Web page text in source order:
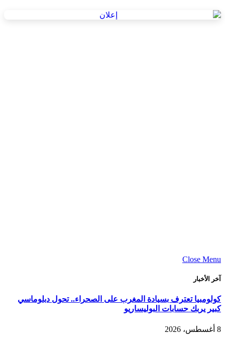
Close Menu
آخر الأخبار
كولومبيا تعترف بسيادة المغرب على الصحراء.. تحول دبلوماسي
كبير يربك حسابات البوليساريو
8 أغسطس، 2026